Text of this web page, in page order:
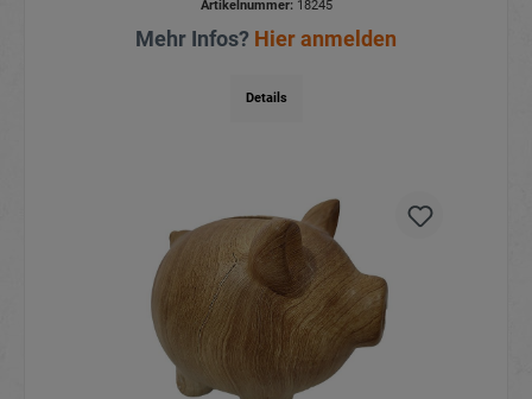
Artikelnummer:18245
Mehr Infos? Hier anmelden
Details